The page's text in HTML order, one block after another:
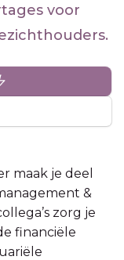
voor
maak je deel
&
zorg je
financiële